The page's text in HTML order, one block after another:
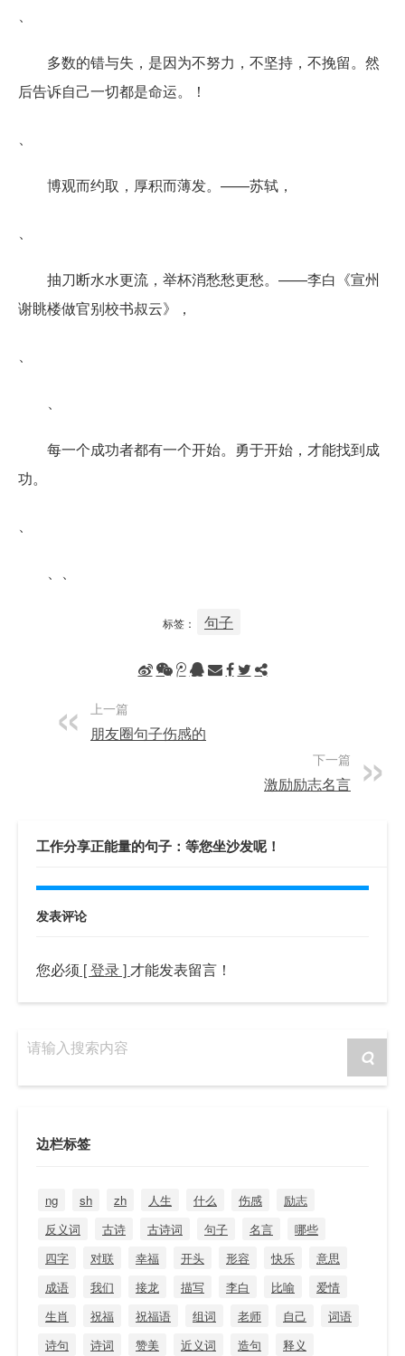
多数的错与失，是因为不努力，不坚持，不挽留。然
后告诉自己一切都是命运。！
博观而约取，厚积而薄发。——苏轼，
抽刀断水水更流，举杯消愁愁更愁。——李白《宣州
谢眺楼做官别校书叔云》，
每一个成功者都有一个开始。勇于开始，才能找到成
功。
标签： 句子
上一篇
朋友圈句子伤感的
下一篇
激励励志名言
工作分享正能量的句子：等您坐沙发呢！
发表评论
您必须 [ 登录 ] 才能发表留言！
请输入搜索内容
边栏标签
ng sh zh 人生 什么 伤感
励志
反义词
古诗 古诗词 句子 名言
哪些
四字
对联 幸福 开头 形容 快乐
意思
成语
我们 接龙 描写 李白 比喻
爱情
生肖
祝福 祝福语 组词 老师 自己
词语
诗句
诗词 赞美 近义词 造句 释义